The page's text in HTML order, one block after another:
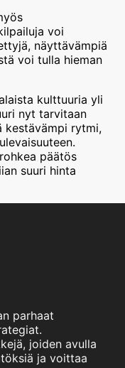
voi
näyttävämpiä
voi tulla hieman
kulttuuria yli
nyt tarvitaan
kestävämpi rytmi,
päätös
suuri hinta
parhaat
joiden avulla
ja voittaa